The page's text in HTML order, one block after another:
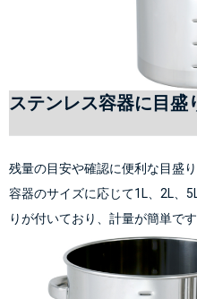
ステンレス容器に目盛
残量の目安や確認に便利な目盛
容器のサイズに応じて1L、2L、
りが付いており、計量が簡単です